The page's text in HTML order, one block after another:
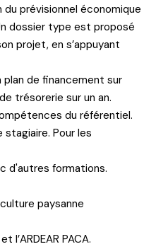
prévisionnel économique
dossier type est proposé
projet, en s’appuyant
de financement sur
trésorerie sur un an.
du référentiel.
Pour les
d'autres formations.
paysanne
l’ARDEAR PACA.